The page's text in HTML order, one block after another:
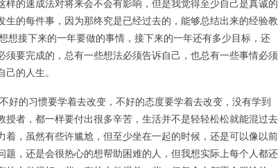
的速成法对将来会不会有影响，但是我觉得至少自己是真诚的
的每件事，因为那终究是已经过去的，能够总结出来的经验教
想接下来的一年要做的事情，接下来的一年还有多少目标，还
要完成的，总有一些想法必须告诉自己，也总有一些事情必须
的人生。
的习惯要学着去改变，不好的态度要学着去改变，没有学到
者，都一样要付出很多辛苦，生活并不是轻轻松松就能混过去
，虽然有些许尴尬，但至少坐在一起的时候，还是可以像以前
，还是会很热心的想帮助困难的人，但我想实际上每个人都还